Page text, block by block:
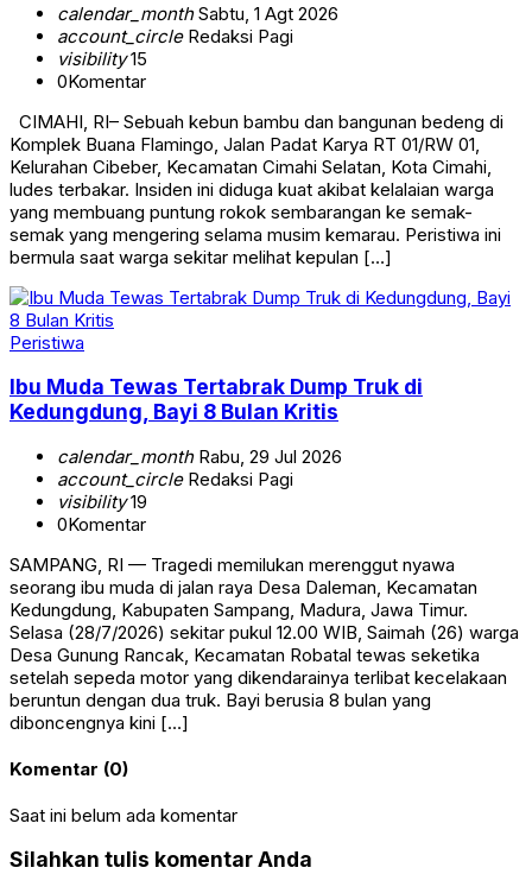
calendar_monthSabtu, 1 Agt 2026
account_circleRedaksi Pagi
visibility15
0Komentar
CIMAHI, RI– Sebuah kebun bambu dan bangunan bedeng di
Komplek Buana Flamingo, Jalan Padat Karya RT 01/RW 01,
Kelurahan Cibeber, Kecamatan Cimahi Selatan, Kota Cimahi,
ludes terbakar. Insiden ini diduga kuat akibat kelalaian warga
yang membuang puntung rokok sembarangan ke semak-
semak yang mengering selama musim kemarau. Peristiwa ini
bermula saat warga sekitar melihat kepulan […]
Peristiwa
Ibu Muda Tewas Tertabrak Dump Truk di
Kedungdung, Bayi 8 Bulan Kritis
calendar_monthRabu, 29 Jul 2026
account_circleRedaksi Pagi
visibility19
0Komentar
SAMPANG, RI — Tragedi memilukan merenggut nyawa
seorang ibu muda di jalan raya Desa Daleman, Kecamatan
Kedungdung, Kabupaten Sampang, Madura, Jawa Timur.
Selasa (28/7/2026) sekitar pukul 12.00 WIB, Saimah (26) warga
Desa Gunung Rancak, Kecamatan Robatal tewas seketika
setelah sepeda motor yang dikendarainya terlibat kecelakaan
beruntun dengan dua truk. Bayi berusia 8 bulan yang
diboncengnya kini […]
Komentar (0)
Saat ini belum ada komentar
Silahkan tulis komentar Anda